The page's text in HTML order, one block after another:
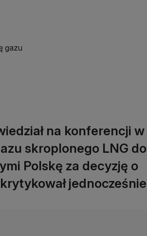
gazu
na konferencji w
skroplonego LNG do
Polskę za decyzję o
jednocześnie